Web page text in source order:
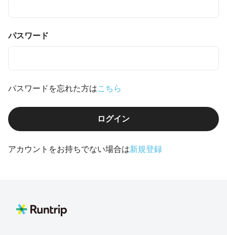
パスワード
パスワードを忘れた方はこちら
ログイン
アカウントをお持ちでない場合は新規登録